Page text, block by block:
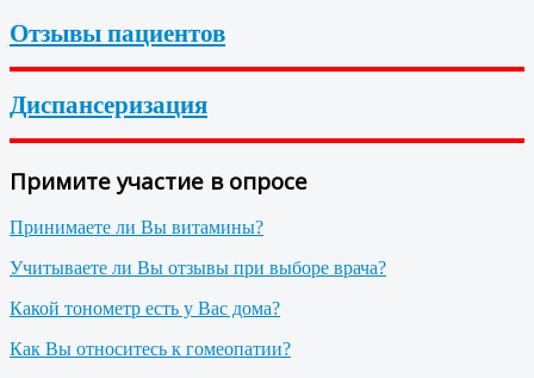
Отзывы пациентов
Диспансеризация
Примите участие в опросе
Принимаете ли Вы витамины?
Учитываете ли Вы отзывы при выборе врача?
Какой тонометр есть у Вас дома?
Как Вы относитесь к гомеопатии?